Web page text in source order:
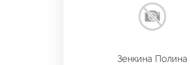
Зенкина Полина